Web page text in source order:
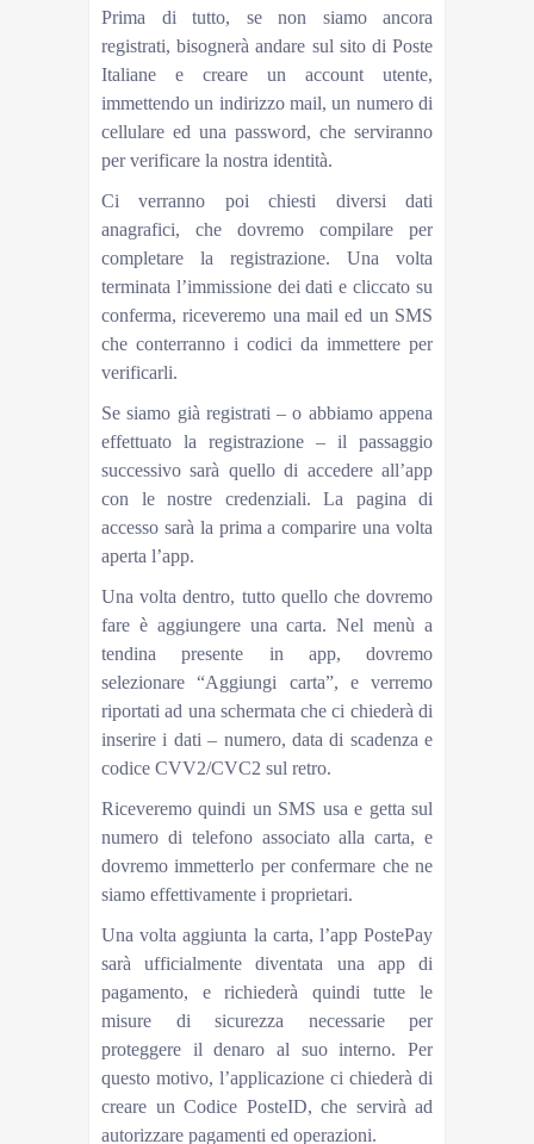
Prima di tutto, se non siamo ancora
registrati, bisognerà andare sul sito di Poste
Italiane e creare un account utente,
immettendo un indirizzo mail, un numero di
cellulare ed una password, che serviranno
per verificare la nostra identità.
Ci verranno poi chiesti diversi dati
anagrafici, che dovremo compilare per
completare la registrazione. Una volta
terminata l’immissione dei dati e cliccato su
conferma, riceveremo una mail ed un SMS
che conterranno i codici da immettere per
verificarli.
Se siamo già registrati – o abbiamo appena
effettuato la registrazione – il passaggio
successivo sarà quello di accedere all’app
con le nostre credenziali. La pagina di
accesso sarà la prima a comparire una volta
aperta l’app.
Una volta dentro, tutto quello che dovremo
fare è aggiungere una carta. Nel menù a
tendina presente in app, dovremo
selezionare “Aggiungi carta”, e verremo
riportati ad una schermata che ci chiederà di
inserire i dati – numero, data di scadenza e
codice CVV2/CVC2 sul retro.
Riceveremo quindi un SMS usa e getta sul
numero di telefono associato alla carta, e
dovremo immetterlo per confermare che ne
siamo effettivamente i proprietari.
Una volta aggiunta la carta, l’app PostePay
sarà ufficialmente diventata una app di
pagamento, e richiederà quindi tutte le
misure di sicurezza necessarie per
proteggere il denaro al suo interno. Per
questo motivo, l’applicazione ci chiederà di
creare un Codice PosteID, che servirà ad
autorizzare pagamenti ed operazioni.